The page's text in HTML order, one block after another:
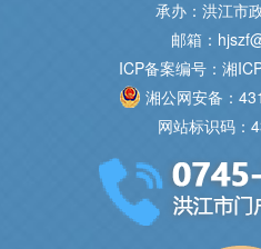
承办：洪江市
邮箱：
ICP备案编号：湘
湘公网安备：
网站标识码：